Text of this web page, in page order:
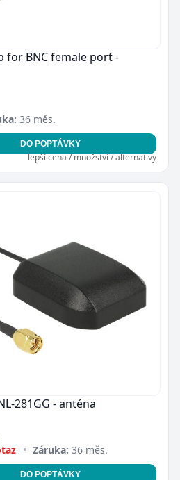
for BNC female port -
36 měs.
DO POPTÁVKY
lepší cena / množství / alternativy
281GG - anténa
• Záruka: 36 měs.
DO POPTÁVKY